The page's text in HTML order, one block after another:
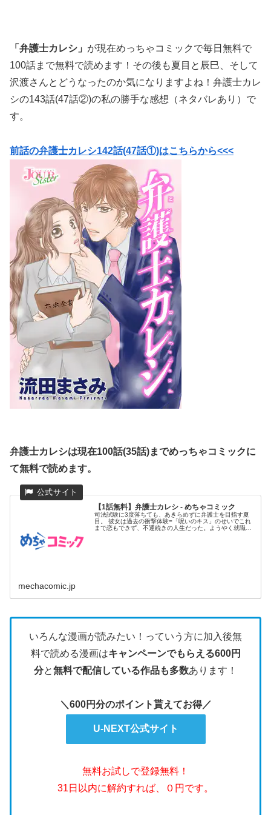
「弁護士カレシ」 が現在めっちゃコミックで毎日無料で
100話まで無料で読めます！その後も夏目と辰巳、そして
沢渡さんとどうなったのか気になりますよね！弁護士カレ
シの143話(47話②)の私の勝手な感想（ネタバレあり）で
す。
前話の弁護士カレシ142話(47話①)はこちらから<<<
弁護士カレシは現在100話(35話)までめっちゃコミックに
て無料で読めます。
【1話無料】弁護士カレシ - めちゃコミック
司法試験に3度落ちても、あきらめずに弁護士を目指す夏
目。 彼女は過去の衝撃体験=「呪いのキス」のせいでこれ
まで恋もできず、不運続きの人生だった。ようやく就職し
mechacomic.jp
いろんな漫画が読みたい！っていう方に加入後無
料で読める漫画はキャンペーンでもらえる600円
分と無料で配信している作品も多数あります！
＼600円分のポイント貰えてお得／
U-NEXT公式サイト
無料お試しで登録無料！
31日以内に解約すれば、０円です。